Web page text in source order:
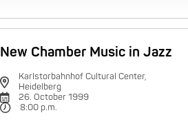
New Chamber Music in Jazz
Karlstorbahnhof Cultural Center,
Heidelberg
26. October 1999
8:00 p.m.